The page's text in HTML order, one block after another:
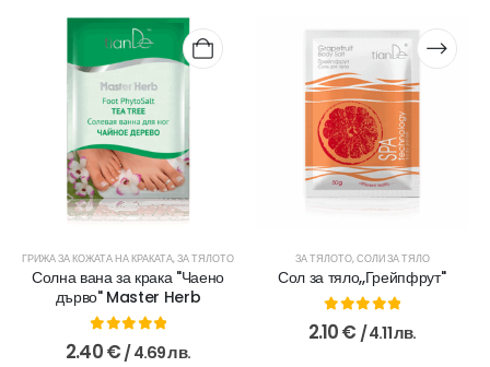
,ЗА ТЯЛОТО,ПИЛИНГИ
ГРИЖА ЗА КОЖАТА НА КРАКАТА,ЗА ТЯЛОТО
Солна вана за крака "Чаено
дърво" Master Herb
0out of 5
2.40€ / 4.69 лв.
ЗА ТЯЛОТО,СОЛИ ЗА ТЯЛО
Сол за тяло,,Грейпфрут''
0out of 5
2.10€ / 4.11 лв.